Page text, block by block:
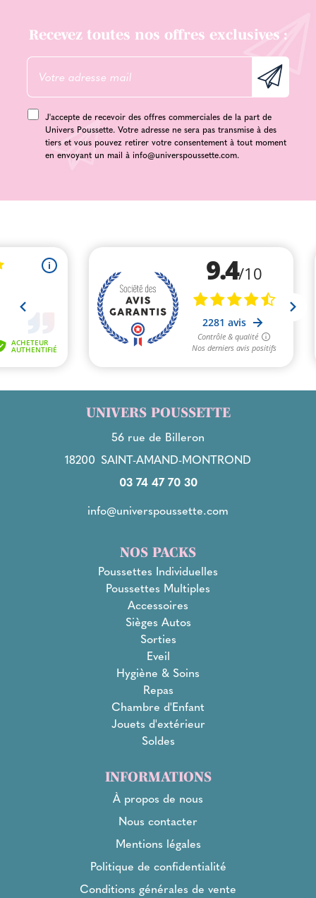
Recevez toutes nos offres exclusives :
J'accepte de recevoir des offres commerciales de la part de
Univers Poussette. Votre adresse ne sera pas transmise à des
tiers et vous pouvez retirer votre consentement à tout moment
en envoyant un mail à info@universpoussette.com.
UNIVERS POUSSETTE
56 rue de Billeron
18200 SAINT-AMAND-MONTROND
03 74 47 70 30
info@universpoussette.com
NOS PACKS
Poussettes Individuelles
Poussettes Multiples
Accessoires
Sièges Autos
Sorties
Eveil
Hygiène & Soins
Repas
Chambre d'Enfant
Jouets d'extérieur
Soldes
INFORMATIONS
À propos de nous
Nous contacter
Mentions légales
Politique de confidentialité
Conditions générales de vente